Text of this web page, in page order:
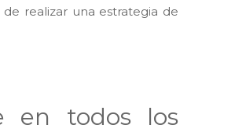
realizar una estrategia de
en todos los